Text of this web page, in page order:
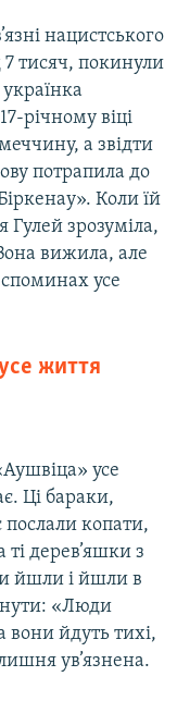
нацистського
7 тисяч, покинули
річному віці
а звідти
потрапила до
Коли їй
Гулей зрозуміла,
вижила, але
усе
життя
усе
Ці бараки,
послали копати,
дерев’яшки з
йшли і йшли в
«Люди
вони йдуть тихі,
ув’язнена.